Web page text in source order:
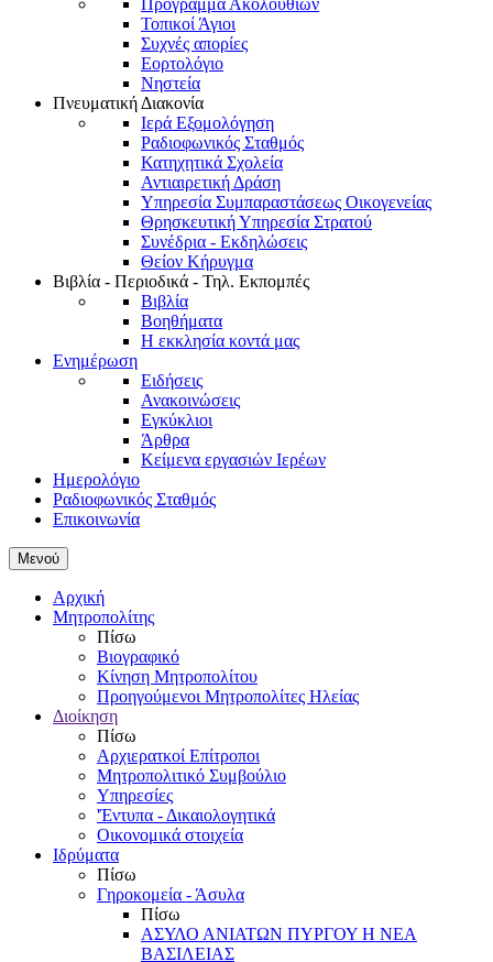
Τοπικοί Άγιοι
Συχνές απορίες
Εορτολόγιο
Νηστεία
Πνευματική Διακονία
Ιερά Εξομολόγηση
Ραδιοφωνικός Σταθμός
Κατηχητικά Σχολεία
Αντιαιρετική Δράση
Υπηρεσία Συμπαραστάσεως Οικογενείας
Θρησκευτική Υπηρεσία Στρατού
Συνέδρια - Εκδηλώσεις
Θείον Κήρυγμα
Βιβλία - Περιοδικά - Τηλ. Εκπομπές
Βιβλία
Βοηθήματα
Η εκκλησία κοντά μας
Ενημέρωση
Ειδήσεις
Ανακοινώσεις
Εγκύκλιοι
Άρθρα
Κείμενα εργασιών Ιερέων
Ημερολόγιο
Ραδιοφωνικός Σταθμός
Επικοινωνία
Μενού
Αρχική
Μητροπολίτης
Πίσω
Βιογραφικό
Κίνηση Μητροπολίτου
Προηγούμενοι Μητροπολίτες Ηλείας
Διοίκηση
Πίσω
Αρχιερατκοί Επίτροποι
Μητροπολιτικό Συμβούλιο
Υπηρεσίες
'Έντυπα - Δικαιολογητικά
Οικονομικά στοιχεία
Ιδρύματα
Πίσω
Γηροκομεία - Άσυλα
Πίσω
ΑΣΥΛΟ ΑΝΙΑΤΩΝ ΠΥΡΓΟΥ Η ΝΕΑ
ΒΑΣΙΛΕΙΑΣ